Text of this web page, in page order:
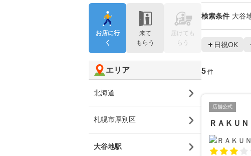
検索条件 大谷
日祝OK
5 件
店舗公式
ＲＡＫＵ
お店に行
く
来て
もらう
届けても
らう
エリア
北海道
札幌市厚別区
大谷地駅